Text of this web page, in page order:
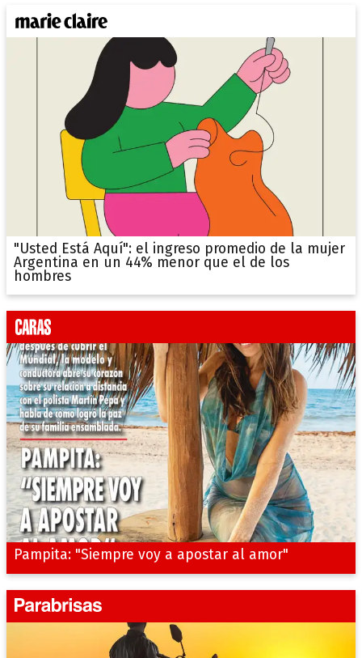
"Usted Está Aquí": el ingreso promedio de la mujer
Argentina en un 44% menor que el de los
hombres
Pampita: "Siempre voy a apostar al amor"